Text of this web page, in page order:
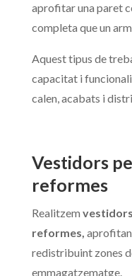
aprofitar una paret
completa que un
Aquest tipus de
capacitat i
calen, acabats i
Vestidors
reformes
Realitzem
reformes,
redistribuint zones
emmagatzematge.